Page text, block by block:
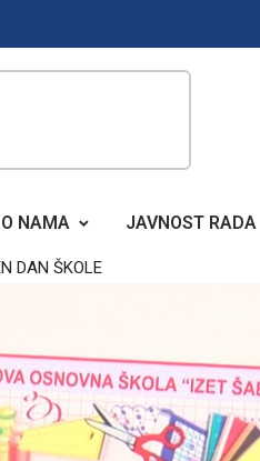
O NAMA JAVNOST RADA
DAN ŠKOLE